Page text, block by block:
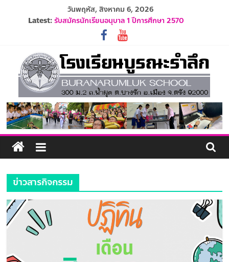
วันพฤหัส, สิงหาคม 6, 2026
Latest: รับสมัครนักเรียนอนุบาล 1 ปีการศึกษา 2570
รายชื่อนักเรียน ปีการศึกษา 2569
ปฏิทินโรงเรียนบูรณะรำลึก ปีการศึกษา 2569
ประกาศรับสมัครครูและบุคลากร ปีการศึกษา 2569
ระเบียบการแต่งกายนักเรียน ปีการศึกษา 2569
โรงเรียน
บูรณะ
รำลึก
ปัญญา
ดี
มี
วินัย
ข่าวสารกิจกรรม